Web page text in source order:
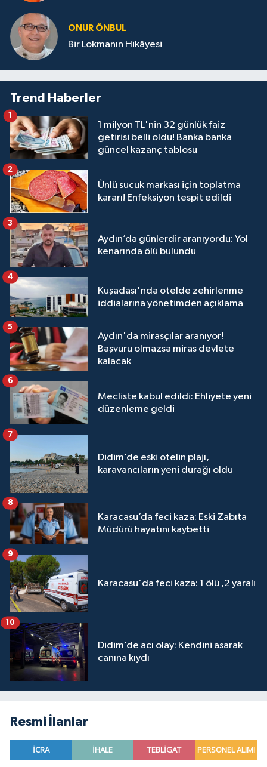
ONUR ÖNBUL
Bir Lokmanın Hikâyesi
Trend Haberler
1 milyon TL'nin 32 günlük faiz
getirisi belli oldu! Banka banka
güncel kazanç tablosu
1
Ünlü sucuk markası için toplatma
kararı! Enfeksiyon tespit edildi
2
Aydın’da günlerdir aranıyordu: Yol
kenarında ölü bulundu
3
Kuşadası'nda otelde zehirlenme
iddialarına yönetimden açıklama
4
Aydın'da mirasçılar aranıyor!
Başvuru olmazsa miras devlete
kalacak
5
Mecliste kabul edildi: Ehliyete yeni
düzenleme geldi
6
Didim’de eski otelin plajı,
karavancıların yeni durağı oldu
7
Karacasu’da feci kaza: Eski Zabıta
Müdürü hayatını kaybetti
8
Karacasu'da feci kaza: 1 ölü ,2 yaralı
9
Didim’de acı olay: Kendini asarak
canına kıydı
10
Resmi İlanlar